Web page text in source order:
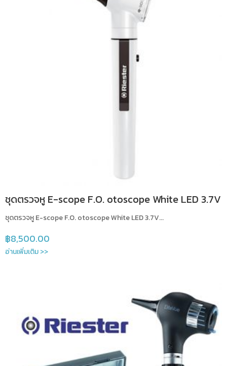
ชุดตรวจหู E-scope F.O. otoscope White LED 3.7V
ชุดตรวจหู E-scope F.O. otoscope White LED 3.7V...
฿8,500.00
อ่านเพิ่มเติม >>